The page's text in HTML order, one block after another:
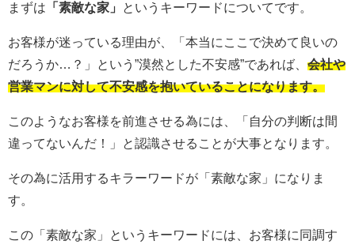
まずは 「素敵な家」 というキーワードについてです。
お客様が迷っている理由が、「本当にここで決めて良いの
だろうか…？」という”漠然とした不安感”であれば、 会社や
営業マンに対して不安感を抱いていることになります。
このようなお客様を前進させる為には、「自分の判断は間
違ってないんだ！」と認識させることが大事となります。
その為に活用するキラーワードが「素敵な家」になりま
す。
この「素敵な家」というキーワードには、お客様に同調す